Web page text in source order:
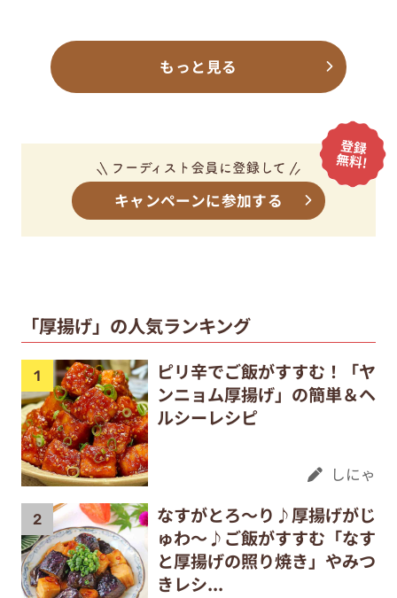
もっと見る
キャンペーンに参加する
「厚揚げ」の人気ランキング
ピリ辛でご飯がすすむ！「ヤ
ンニョム厚揚げ」の簡単＆ヘ
ルシーレシピ
しにゃ
なすがとろ～り♪厚揚げがじ
ゅわ～♪ご飯がすすむ「なす
と厚揚げの照り焼き」やみつ
きレシ...